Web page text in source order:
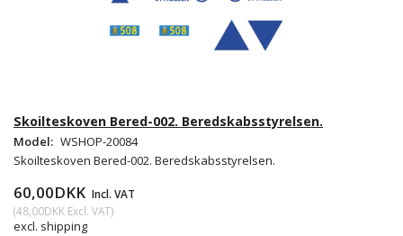
Skoilteskoven Bered-002. Beredskabsstyrelsen.
Model: WSHOP-20084
Skoilteskoven Bered-002. Beredskabsstyrelsen.
60,00DKK Incl. VAT
(48,00DKK Excl. VAT)
excl. shipping